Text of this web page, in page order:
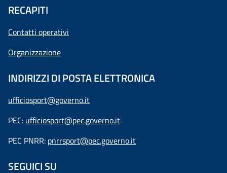
RECAPITI
Contatti operativi
Organizzazione
INDIRIZZI DI POSTA ELETTRONICA
ufficiosport@governo.it
PEC: ufficiosport@pec.governo.it
PEC PNRR: pnrrsport@pec.governo.it
SEGUICI SU